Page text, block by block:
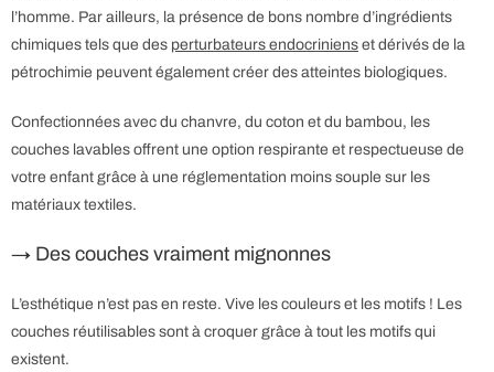
l’homme. Par ailleurs, la présence de bons nombre d’ingrédients
chimiques tels que des perturbateurs endocriniens et dérivés de la
pétrochimie peuvent également créer des atteintes biologiques.
Confectionnées avec du chanvre, du coton et du bambou, les
couches lavables offrent une option respirante et respectueuse de
votre enfant grâce à une réglementation moins souple sur les
matériaux textiles.
→ Des couches vraiment mignonnes
L’esthétique n’est pas en reste. Vive les couleurs et les motifs ! Les
couches réutilisables sont à croquer grâce à tout les motifs qui
existent.